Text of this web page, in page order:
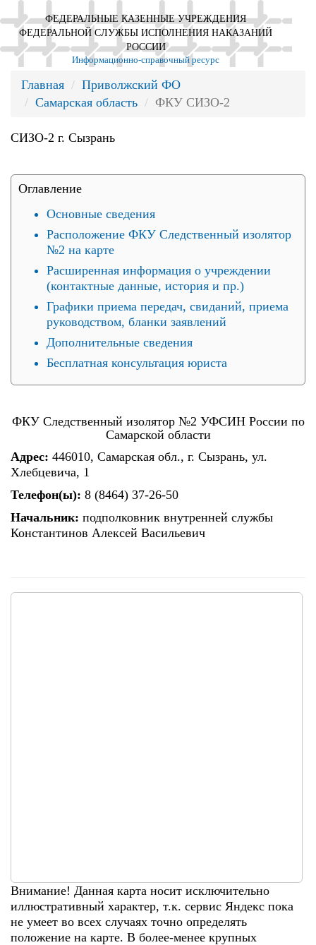
ФЕДЕРАЛЬНЫЕ КАЗЕННЫЕ УЧРЕЖДЕНИЯ
ФЕДЕРАЛЬНОЙ СЛУЖБЫ ИСПОЛНЕНИЯ НАКАЗАНИЙ
РОССИИ
Информационно-справочный ресурс
Главная
Приволжский ФО
Самарская область
ФКУ СИЗО-2
СИЗО-2 г. Сызрань
Оглавление
Основные сведения
Расположение ФКУ Следственный изолятор
№2 на карте
Расширенная информация о учреждении
(контактные данные, история и пр.)
Графики приема передач, свиданий, приема
руководством, бланки заявлений
Дополнительные сведения
Бесплатная консультация юриста
ФКУ Следственный изолятор №2 УФСИН России по
Самарской области
Адрес: 446010, Самарская обл., г. Сызрань, ул.
Хлебцевича, 1
Телефон(ы): 8 (8464) 37-26-50
Начальник: подполковник внутренней службы
Константинов Алексей Васильевич
Внимание! Данная карта носит исключительно
иллюстративный характер, т.к. сервис Яндекс пока
не умеет во всех случаях точно определять
положение на карте. В более-менее крупных